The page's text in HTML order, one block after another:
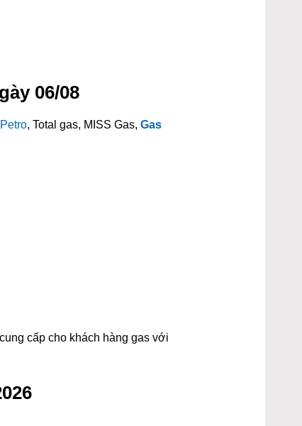
06/08
, Total gas, MISS Gas,Gas
cấp cho khách hàng gas với